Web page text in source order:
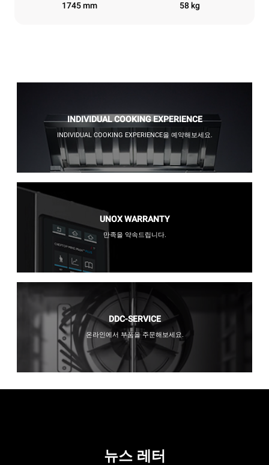
1745 mm 58 kg
INDIVIDUAL COOKING EXPERIENCE
INDIVIDUAL COOKING EXPERIENCE을 예약해보세요.
UNOX WARRANTY
만족을 약속드립니다.
DDC-SERVICE
온라인에서 부품을 주문해보세요.
뉴스 레터